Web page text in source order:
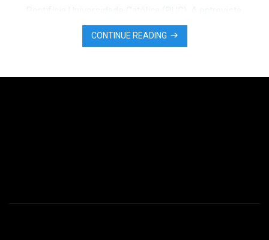
em três blocos, fala sobre o lawfare – a utilização do
CONTINUE READING